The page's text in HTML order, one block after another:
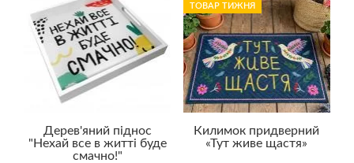
Дерев'яний піднос
"Нехай все в житті буде
смачно!"
ТОВАР ТИЖНЯ
Килимок придверний
«Тут живе щастя»